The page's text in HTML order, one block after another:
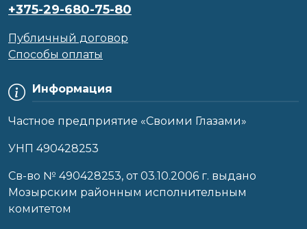
Информация
Частное предприятие «Своими Глазами»
УНП 490428253
Cв-во № 490428253, от 03.10.2006 г. выдано
Мозырским районным исполнительным
комитетом
+375-29-680-75-80
Публичный договор
Способы оплаты